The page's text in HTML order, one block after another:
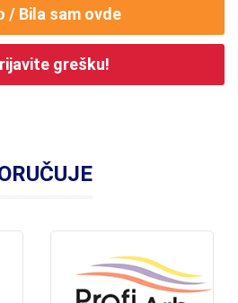
/ Bila sam ovde
grešku!